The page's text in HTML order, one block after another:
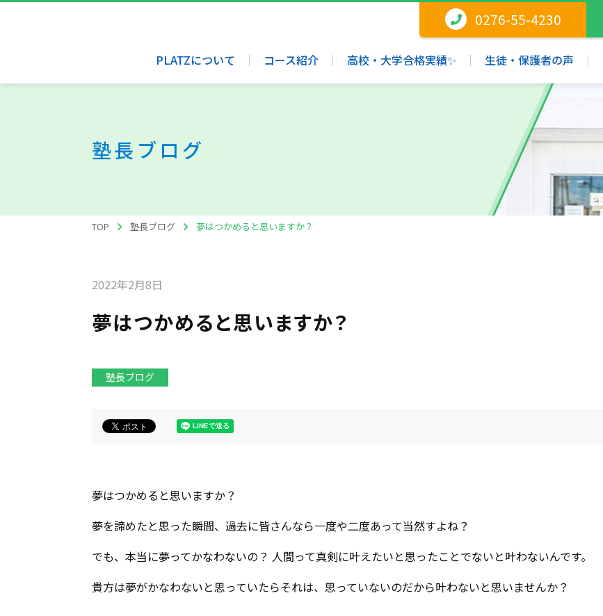
0276-55-4230
PLATZについて コース紹介 高校・大学合格実績✨ 生徒・保護者の声
塾長ブログ
TOP 塾長ブログ 夢はつかめると思いますか？
2022年2月8日
夢はつかめると思いますか？
塾長ブログ
夢はつかめると思いますか？
夢を諦めたと思った瞬間、過去に皆さんなら一度や二度あって当然すよね？
でも、本当に夢ってかなわないの？ 人間って真剣に叶えたいと思ったことでないと叶わないんです。
貴方は夢がかなわないと思っていたらそれは、思っていないのだから叶わないと思いませんか？